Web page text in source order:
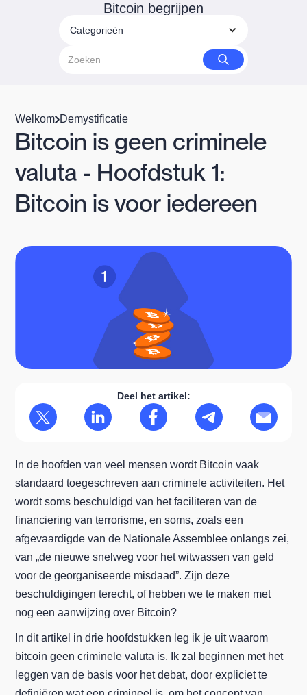
Bitcoin begrijpen
Categorieën
Welkom Demystificatie
Bitcoin is geen criminele
valuta - Hoofdstuk 1:
Bitcoin is voor iedereen
Deel het artikel:
In de hoofden van veel mensen wordt Bitcoin vaak
standaard toegeschreven aan criminele activiteiten. Het
wordt soms beschuldigd van het faciliteren van de
financiering van terrorisme, en soms, zoals een
afgevaardigde van de Nationale Assemblee onlangs zei,
van „de nieuwe snelweg voor het witwassen van geld
voor de georganiseerde misdaad”. Zijn deze
beschuldigingen terecht, of hebben we te maken met
nog een aanwijzing over Bitcoin?
In dit artikel in drie hoofdstukken leg ik je uit waarom
bitcoin geen criminele valuta is. Ik zal beginnen met het
leggen van de basis voor het debat, door expliciet te